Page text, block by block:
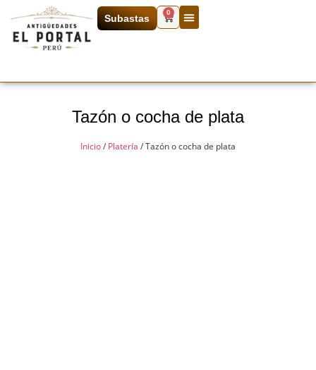
Subastas
0
Tazón o cocha de plata
Inicio/ Platería / Tazón o cocha de plata